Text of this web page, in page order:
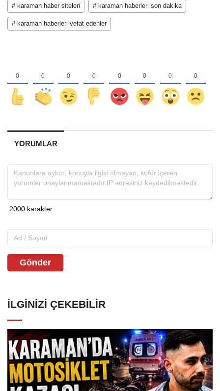
# karaman haber siteleri # karaman haberleri son dakika
# karaman haberleri vefat edenler
YORUMLAR
Gönder
İLGINIZI ÇEKEBILIR